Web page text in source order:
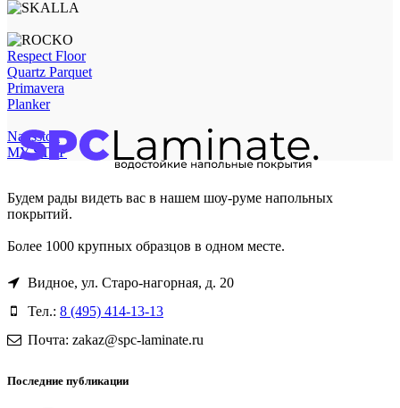
Respect Floor
Quartz Parquet
Primavera
Planker
Natisston
MY STEP
Будем рады видеть вас в нашем шоу-руме напольных
покрытий.
Более 1000 крупных образцов в одном месте.
Видное, ул. Старо-нагорная, д. 20
Тел.: 8 (495) 414-13-13
Почта: zakaz@spc-laminate.ru
Последние публикации